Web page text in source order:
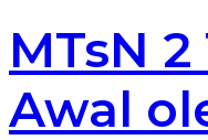
MTsN
Awal